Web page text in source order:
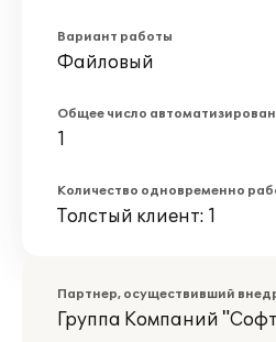
Вариант работы
Файловый
Общее число
1
Количество одновременно
Толстый клиент: 1
Партнер, осуществивший
Группа Компаний